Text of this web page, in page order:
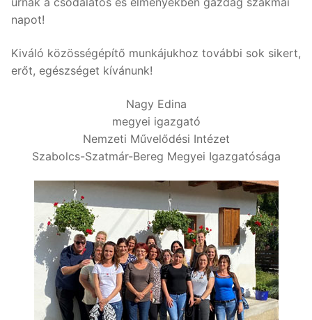
napot!
Kiváló közösségépítő munkájukhoz további sok sikert,
erőt, egészséget kívánunk!
Nagy Edina
megyei igazgató
Nemzeti Művelődési Intézet
Szabolcs-Szatmár-Bereg Megyei Igazgatósága